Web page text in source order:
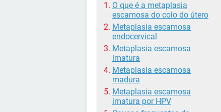
O que é a metaplasia
escamosa do colo do útero
Metaplasia escamosa
endocervical
Metaplasia escamosa
imatura
Metaplasia escamosa
madura
Metaplasia escamosa
imatura por HPV